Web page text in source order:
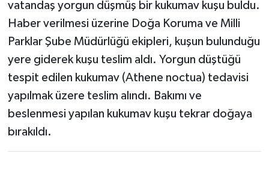
vatandaş yorgun düşmüş bir kukumav kuşu buldu.
Haber verilmesi üzerine Doğa Koruma ve Milli
Parklar Şube Müdürlüğü ekipleri, kuşun bulunduğu
yere giderek kuşu teslim aldı. Yorgun düştüğü
tespit edilen kukumav (Athene noctua) tedavisi
yapılmak üzere teslim alındı. Bakımı ve
beslenmesi yapılan kukumav kuşu tekrar doğaya
bırakıldı.